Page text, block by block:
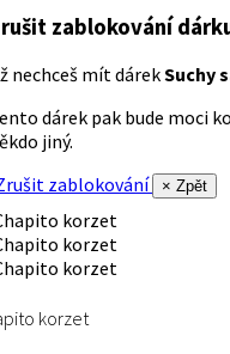
zablokování
nechceš mít dárekSuchy
dárek pak bude moci
jiný.
zablokování
× Zpět
korzet